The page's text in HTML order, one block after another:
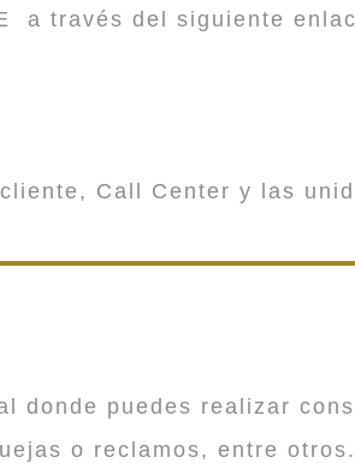
a través del siguiente
Call Center y las
donde puedes realizar
o reclamos, entre otros.